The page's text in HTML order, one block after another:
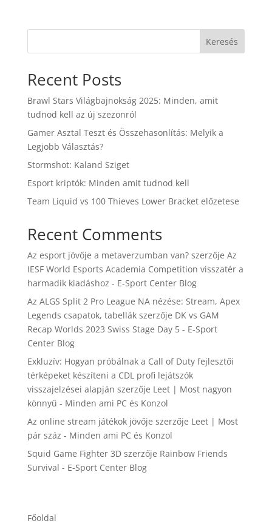
Keresés
Recent Posts
Brawl Stars Világbajnokság 2025: Minden, amit
tudnod kell az új szezonról
Gamer Asztal Teszt és Összehasonlítás: Melyik a
Legjobb Választás?
Stormshot: Kaland Sziget
Esport kriptók: Minden amit tudnod kell
Team Liquid vs 100 Thieves Lower Bracket előzetese
Recent Comments
Az esport jövője a metaverzumban van?szerzője Az
IESF World Esports Academia Competition visszatér a
harmadik kiadáshoz - E-Sport Center Blog
Az ALGS Split 2 Pro League NA nézése: Stream, Apex
Legends csapatok, tabellákszerzője DK vs GAM
Recap Worlds 2023 Swiss Stage Day 5 - E-Sport
Center Blog
Exkluzív: Hogyan próbálnak a Call of Duty fejlesztői
térképeket készíteni a CDL profi lejátszók
visszajelzései alapján szerzője Leet | Most nagyon
könnyű - Minden ami PC és Konzol
Az online stream játékok jövője szerzője Leet | Most
pár száz - Minden ami PC és Konzol
Squid Game Fighter 3Dszerzője Rainbow Friends
Survival - E-Sport Center Blog
Főoldal